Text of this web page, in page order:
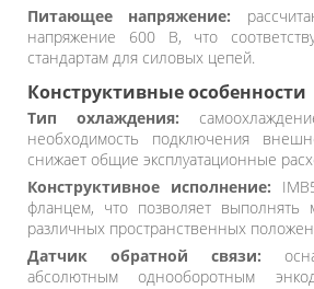
Питающее напряжение:
напряжение 600 В, что
стандартам для силовых цепей.
Конструктивные особенности
Тип охлаждения:
необходимость подключения
снижает общие эксплуатационные
Конструктивное исполнение:
фланцем, что позволяет выполнять
различных пространственных
Датчик обратной связи:
абсолютным однооборотным